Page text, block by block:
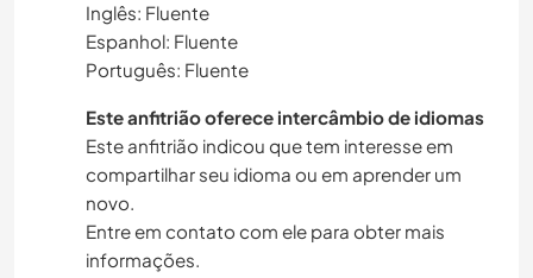
Inglês: Fluente
Espanhol: Fluente
Português: Fluente
Este anfitrião oferece intercâmbio de idiomas
Este anfitrião indicou que tem interesse em
compartilhar seu idioma ou em aprender um
novo.
Entre em contato com ele para obter mais
informações.